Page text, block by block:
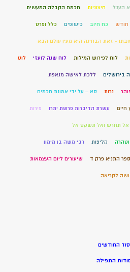
העגל חיצוניות חכמת הקבלה המעשית
חודש כח חיוב כישופים כלל ופרט
- זאת הבחינה היא מעין עולם הבא
לוח לפירוש המילות לוח שנה לועזי לוט
בירושלים ללכת לאישה מנאפת
נרות סא – על ידי אמונת חכמים
חיים עשרת הדיברות פרשת יתרו פירות
אל תחרש ואל תשקט אל
קליפות רבי משה בן מימון
התניא פרק ד שיעורים ליום העצמאות
לקריאה
סוד החודשים
התפילה